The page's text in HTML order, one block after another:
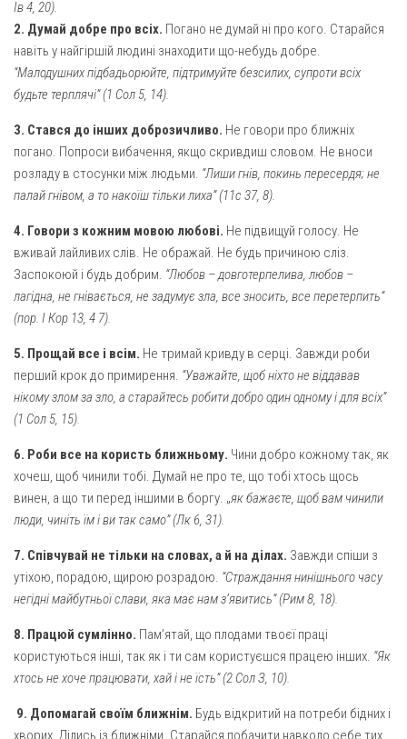
Покрови Пресвятої Богородиці (с. Вільча)
Преображенська парафія (м. Лозова)
Парафія Благовіщення Пресвятої Богородиці (смт
Золочів)
Парафія Різдва Пресвятої Богородиці м. Берестин
(Красноград)
Парохії Полтавської області
Пресвятої Трійці (м. Полтава)
Всіх Святих українського народу (м. Полтава)
Свято-Юріївська парафія (м. Полтава)
Архистратига Михаїла (с. Пригарівка)
Благовіщення Пресвятої Богородиці (с. Шевченки)
Введення у храм Пресвятої Богородиці (с. Дашківка)
Вознесіння ГНІХ (с. Витівка)
Пророка Іллі (смт. Білики)
Різдва Пресвятої Богородиці (с. Вільховатка)
Св. Апостола Андрія Первозванного (с. Засулля)
Св. Миколая (с. Деменки)
Успіння Пресвятої Богородиці (м. Кременчук)
Парохії Сумської області
Введення в храм Богородиці (м. Суми)
Матері Божої Неустанної Помочі (м. Охтирка)
Газета Християнський голос
Надруковані числа
Молитви
Рух pro-life
Ів 4, 20).
2. Думай добре про всіх. Погано не думай ні про кого. Старайся
навіть у найгіршій людині знаходити що-небудь добре.
“Малодушних підбадьорюйте, підтримуйте безсилих, супроти всіх
будьте терплячі” (1 Сол 5, 14).
3. Стався до інших доброзичливо. Не говори про ближніх
погано. Попроси вибачення, якщо скривдиш словом. Не вноси
розладу в стосунки між людьми. “Лиши гнів, покинь пересердя; не
палай гнівом, а то накоїш тільки лиха” (11с 37, 8).
4. Говори з кожним мовою любові. Не підвищуй голосу. Не
вживай лайливих слів. Не ображай. Не будь причиною сліз.
Заспокоюй і будь добрим. “Любов – довготерпелива, любов –
лагідна, не гнівається, не задумує зла, все зносить, все перетерпить”
(пор. І Кор 13, 4 7).
5. Прощай все і всім. Не тримай кривду в серці. Завжди роби
перший крок до примирення. “Уважайте, щоб ніхто не віддавав
нікому злом за зло, а старайтесь робити добро один одному і для всіх”
(1 Сол 5, 15).
6. Роби все на користь ближньому. Чини добро кожному так, як
хочеш, щоб чинили тобі. Думай не про те, що тобі хтось щось
винен, а що ти перед іншими в боргу. „як бажаєте, щоб вам чинили
люди, чиніть їм і ви так само” (Лк 6, 31).
7. Співчувай не тільки на словах, а й на ділах. Завжди спіши з
утіхою, порадою, щирою розрадою. “Страждання нинішнього часу
негідні майбутньої слави, яка має нам з’явитись” (Рим 8, 18).
8. Працюй сумлінно. Пам’ятай, що плодами твоєї праці
користуються інші, так як і ти сам користуєшся працею інших. “Як
хтось не хоче працювати, хай і не їсть” (2 Сол З, 10).
9. Допомагай своїм ближнім. Будь відкритий на потреби бідних і
хворих. Ділись із ближніми. Старайся побачити навколо себе тих,